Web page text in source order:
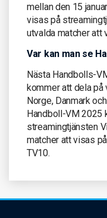
mellan den 15
visas på
utvalda matcher att
Var kan man se
Nästa Handbolls-
kommer att dela på
Norge, Danmark
Handboll-VM 2025
streamingtjänsten
matcher att visas
TV10.